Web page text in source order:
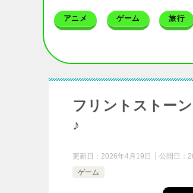
アニメ ゲーム 旅行
フリントストー
♪
更新日： 2026年4月19日 公開日：
ゲーム